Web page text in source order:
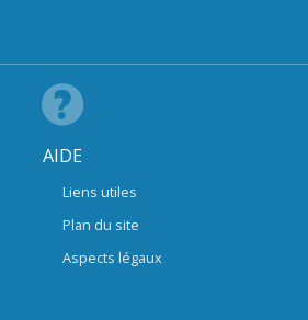
AIDE
Liens utiles
Plan du site
Aspects légaux